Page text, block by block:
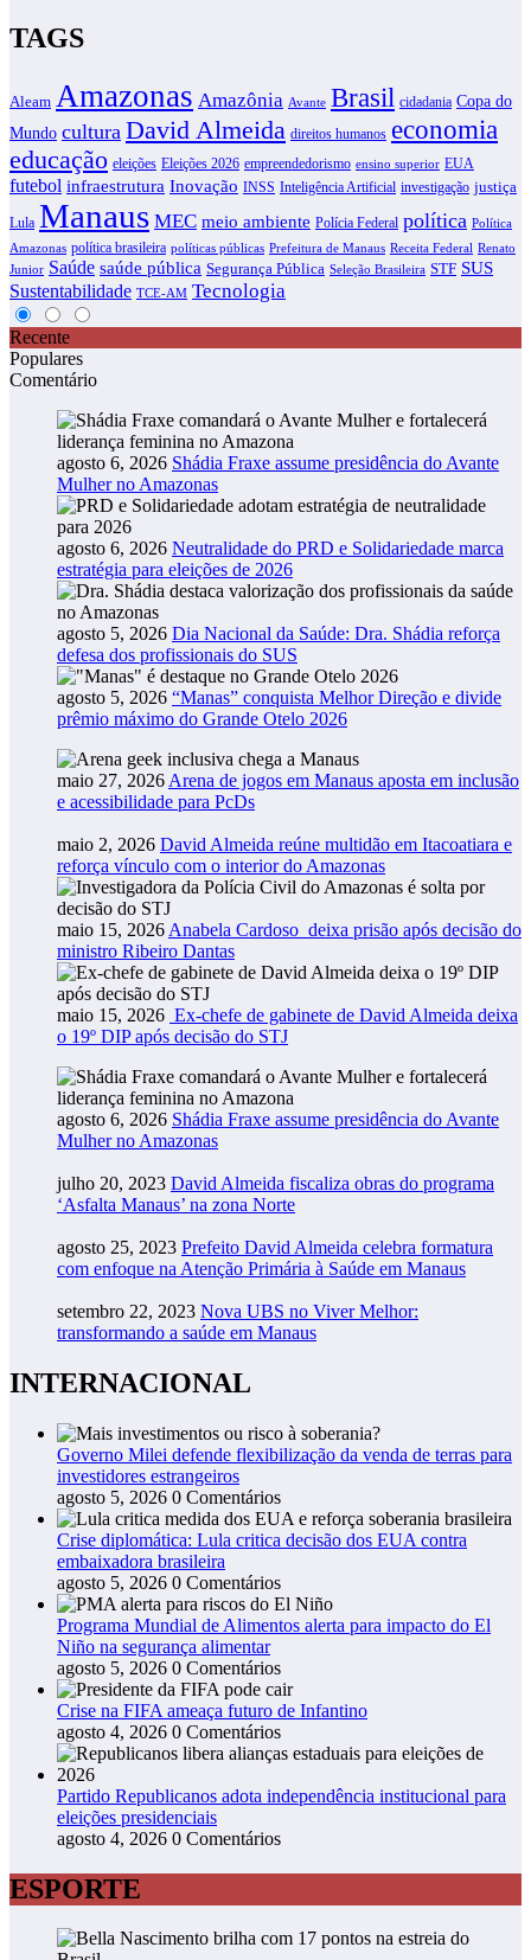
TAGS
Aleam Amazonas Amazônia Avante Brasil cidadania Copa do
Mundo cultura David Almeida direitos humanos economia
educação eleições Eleições 2026 empreendedorismo ensino superior EUA
futebol infraestrutura Inovação INSS Inteligência Artificial investigação justiça
Lula Manaus MEC meio ambiente Polícia Federal política Política
Amazonas política brasileira políticas públicas Prefeitura de Manaus Receita Federal Renato
Junior Saúde saúde pública Segurança Pública Seleção Brasileira STF SUS
Sustentabilidade TCE-AM Tecnologia
Recente
Populares
Comentário
agosto 6, 2026 Shádia Fraxe assume presidência do Avante
Mulher no Amazonas
agosto 6, 2026 Neutralidade do PRD e Solidariedade marca
estratégia para eleições de 2026
agosto 5, 2026 Dia Nacional da Saúde: Dra. Shádia reforça
defesa dos profissionais do SUS
agosto 5, 2026 “Manas” conquista Melhor Direção e divide
prêmio máximo do Grande Otelo 2026
maio 27, 2026 Arena de jogos em Manaus aposta em inclusão
e acessibilidade para PcDs
maio 2, 2026 David Almeida reúne multidão em Itacoatiara e
reforça vínculo com o interior do Amazonas
maio 15, 2026 Anabela Cardoso deixa prisão após decisão do
ministro Ribeiro Dantas
maio 15, 2026 Ex-chefe de gabinete de David Almeida deixa
o 19º DIP após decisão do STJ
agosto 6, 2026 Shádia Fraxe assume presidência do Avante
Mulher no Amazonas
julho 20, 2023 David Almeida fiscaliza obras do programa
‘Asfalta Manaus’ na zona Norte
agosto 25, 2023 Prefeito David Almeida celebra formatura
com enfoque na Atenção Primária à Saúde em Manaus
setembro 22, 2023 Nova UBS no Viver Melhor:
transformando a saúde em Manaus
INTERNACIONAL
Governo Milei defende flexibilização da venda de terras para
investidores estrangeiros
agosto 5, 2026 0 Comentários
Crise diplomática: Lula critica decisão dos EUA contra
embaixadora brasileira
agosto 5, 2026 0 Comentários
Programa Mundial de Alimentos alerta para impacto do El
Niño na segurança alimentar
agosto 5, 2026 0 Comentários
Crise na FIFA ameaça futuro de Infantino
agosto 4, 2026 0 Comentários
Partido Republicanos adota independência institucional para
eleições presidenciais
agosto 4, 2026 0 Comentários
ESPORTE